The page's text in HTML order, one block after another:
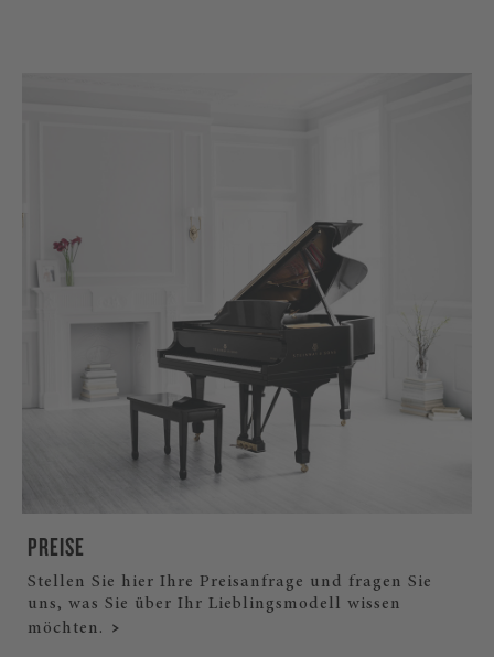
PREISE
Stellen Sie hier Ihre Preisanfrage und fragen Sie
uns, was Sie über Ihr Lieblingsmodell wissen
möchten.